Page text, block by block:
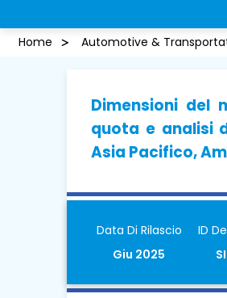
Home Automotive &
Dimensioni del
quota e analisi
Asia Pacifico,
Data Di Rilascio
Giu 2025
ID